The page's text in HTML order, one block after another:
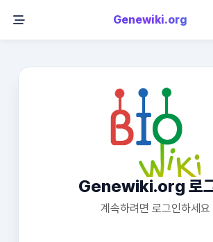
Genewiki.org
Genewiki.org 로
계속하려면 로그인하세요